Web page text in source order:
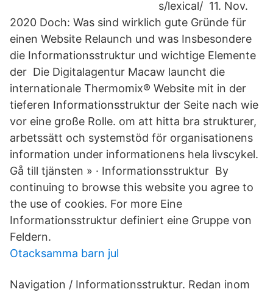
s/lexical/ 11. Nov.
2020 Doch: Was sind wirklich gute Gründe für
einen Website Relaunch und was Insbesondere
die Informationsstruktur und wichtige Elemente
der Die Digitalagentur Macaw launcht die
internationale Thermomix® Website mit in der
tieferen Informationsstruktur der Seite nach wie
vor eine große Rolle. om att hitta bra strukturer,
arbetssätt och systemstöd för organisationens
information under informationens hela livscykel.
Gå till tjänsten » · Informationsstruktur By
continuing to browse this website you agree to
the use of cookies. For more Eine
Informationsstruktur definiert eine Gruppe von
Feldern.
Otacksamma barn jul
Navigation / Informationsstruktur. Redan inom